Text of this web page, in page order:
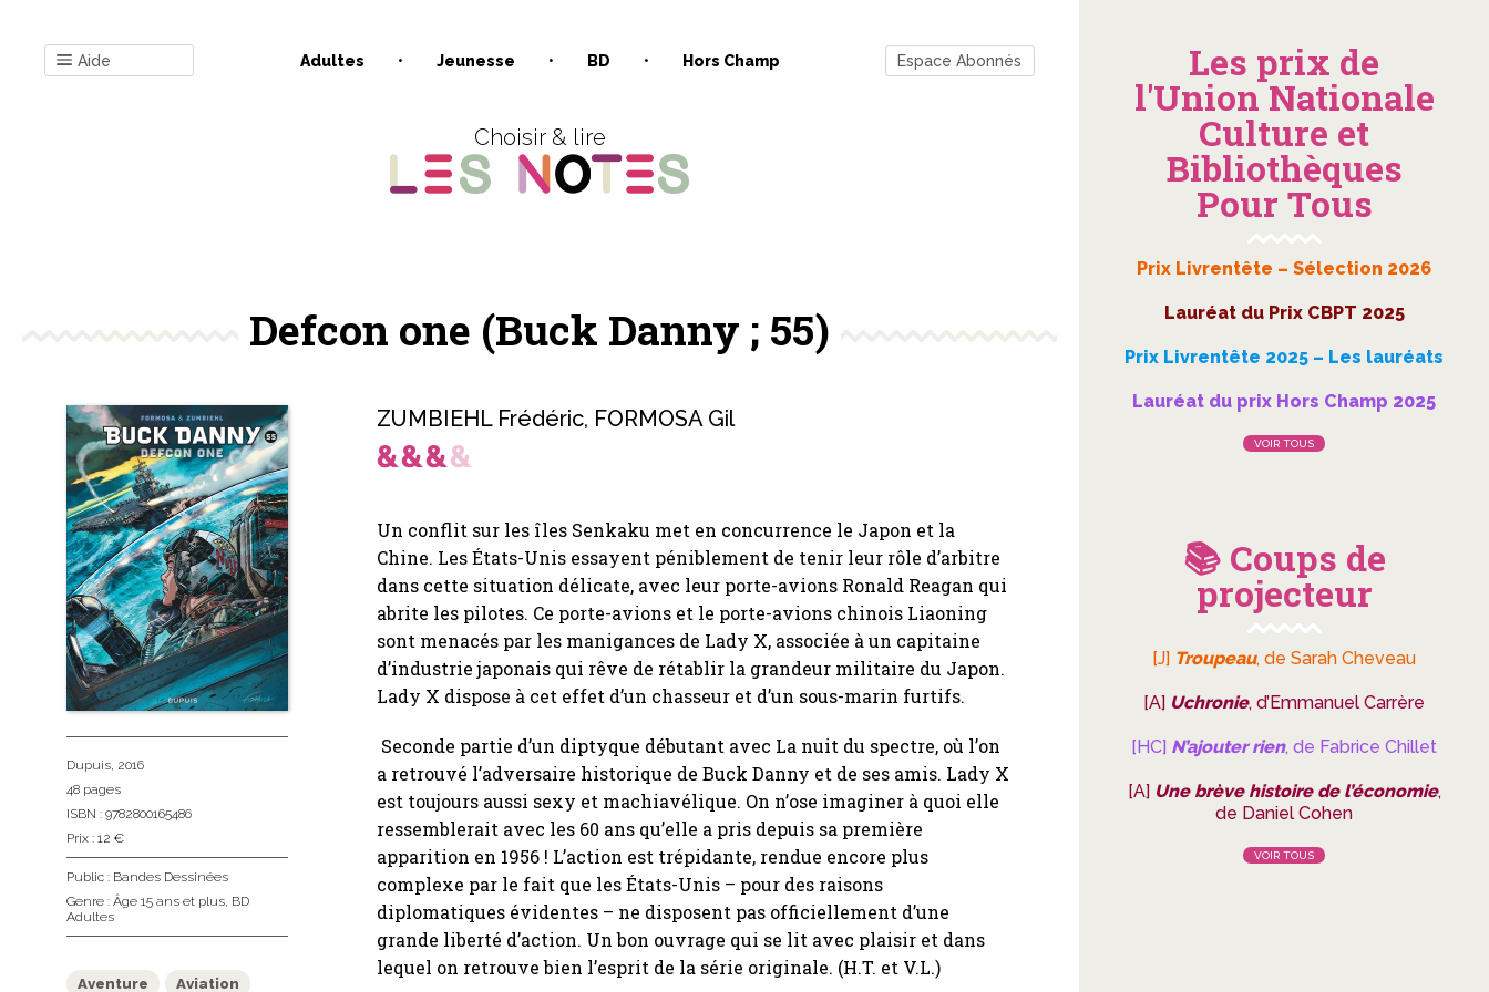
Aide Adultes Jeunesse BD Hors Champ Espace Abonnés
Choisir & lire
Defcon one (Buck Danny ; 55)
ZUMBIEHL Frédéric, FORMOSA Gil
Un conflit sur les îles Senkaku met en concurrence le Japon et la
Chine. Les États-Unis essayent péniblement de tenir leur rôle d’arbitre
dans cette situation délicate, avec leur porte-avions Ronald Reagan qui
abrite les pilotes. Ce porte-avions et le porte-avions chinois Liaoning
sont menacés par les manigances de Lady X, associée à un capitaine
d’industrie japonais qui rêve de rétablir la grandeur militaire du Japon.
Lady X dispose à cet effet d’un chasseur et d’un sous-marin furtifs.
Seconde partie d’un diptyque débutant avec La nuit du spectre, où l’on
a retrouvé l’adversaire historique de Buck Danny et de ses amis. Lady X
est toujours aussi sexy et machiavélique. On n’ose imaginer à quoi elle
ressemblerait avec les 60 ans qu’elle a pris depuis sa première
apparition en 1956 ! L’action est trépidante, rendue encore plus
complexe par le fait que les États-Unis – pour des raisons
diplomatiques évidentes – ne disposent pas officiellement d’une
grande liberté d’action. Un bon ouvrage qui se lit avec plaisir et dans
lequel on retrouve bien l’esprit de la série originale. (H.T. et V.L.)
Dupuis, 2016
48 pages
ISBN : 9782800165486
Prix : 12 €
Public : Bandes Dessinées
Genre : Âge 15 ans et plus, BD
Adultes
Aventure Aviation
Les prix de
l'Union Nationale
Culture et
Bibliothèques
Pour Tous
Prix Livrentête – Sélection 2026
Lauréat du Prix CBPT 2025
Prix Livrentête 2025 – Les lauréats
Lauréat du prix Hors Champ 2025
VOIR TOUS
📚 Coups de
projecteur
[J] Troupeau, de Sarah Cheveau
[A] Uchronie, d’Emmanuel Carrère
[HC] N’ajouter rien, de Fabrice Chillet
[A] Une brève histoire de l’économie,
de Daniel Cohen
VOIR TOUS